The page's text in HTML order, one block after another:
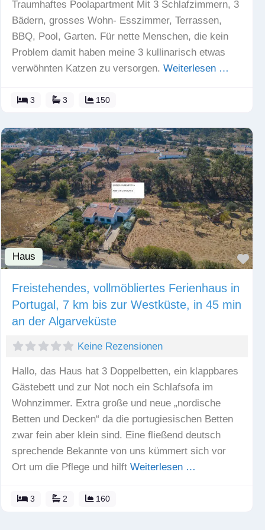
Traumhaftes Poolapartment Mit 3 Schlafzimmern, 3
Bädern, grosses Wohn- Esszimmer, Terrassen,
BBQ, Pool, Garten. Für nette Menschen, die kein
Problem damit haben meine 3 kullinarisch etwas
verwöhnten Katzen zu versorgen. Weiterlesen …
3 3 150
Haus
Freistehendes, vollmöbliertes Ferienhaus in
Portugal, 7 km bis zur Westküste, in 45 min
an der Algarveküste
Keine Rezensionen
Hallo, das Haus hat 3 Doppelbetten, ein klappbares
Gästebett und zur Not noch ein Schlafsofa im
Wohnzimmer. Extra große und neue „nordische
Betten und Decken“ da die portugiesischen Betten
zwar fein aber klein sind. Eine fließend deutsch
sprechende Bekannte von uns kümmert sich vor
Ort um die Pflege und hilft Weiterlesen …
3 2 160